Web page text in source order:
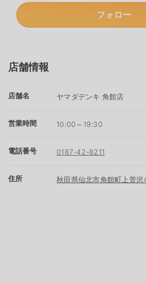
フォロー
店舗情報
店舗名 ヤマダデンキ 角館店
営業時間 10:00～19:30
電話番号 0187-42-8211
住所 秋田県仙北市角館町上菅